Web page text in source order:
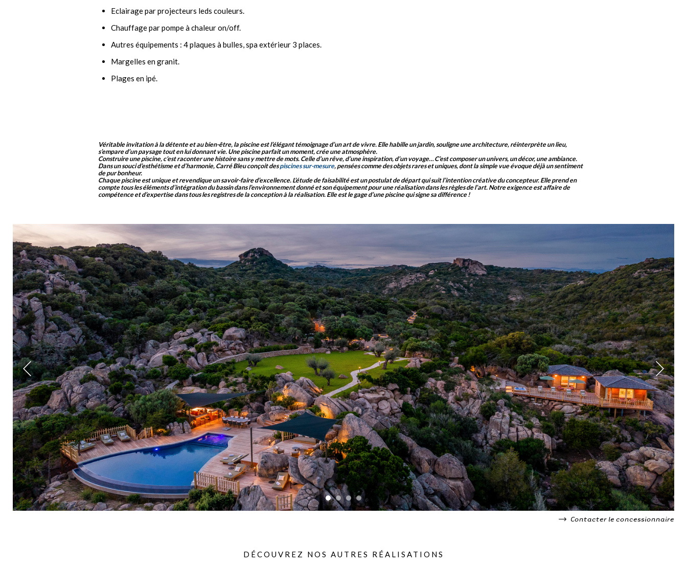
Eclairage par projecteurs leds couleurs.
Chauffage par pompe à chaleur on/off.
Autres équipements : 4 plaques à bulles, spa extérieur 3 places.
Margelles en granit.
Plages en ipé.
Véritable invitation à la détente et au bien-être, la piscine est l’élégant témoignage d’un art de vivre. Elle habille un jardin, souligne une architecture, réinterprète un lieu,
s’empare d’un paysage tout en lui donnant vie. Une piscine parfait un moment, crée une atmosphère.
Construire une piscine, c’est raconter une histoire sans y mettre de mots. Celle d’un rêve, d’une inspiration, d’un voyage… C’est composer un univers, un décor, une ambiance.
Dans un souci d’esthétisme et d’harmonie, Carré Bleu conçoit despiscines sur-mesure, pensées comme des objets rares et uniques, dont la simple vue évoque déjà un sentiment
de pur bonheur.
Chaque piscine est unique et revendique un savoir-faire d’excellence. L’étude de faisabilité est un postulat de départ qui suit l’intention créative du concepteur. Elle prend en
compte tous les éléments d’intégration du bassin dans l’environnement donné et son équipement pour une réalisation dans les règles de l’art. Notre exigence est affaire de
compétence et d’expertise dans tous les registres de la conception à la réalisation. Elle est le gage d’une piscine qui signe sa différence !
Contacter le concessionnaire
DÉCOUVREZ NOS AUTRES RÉALISATIONS